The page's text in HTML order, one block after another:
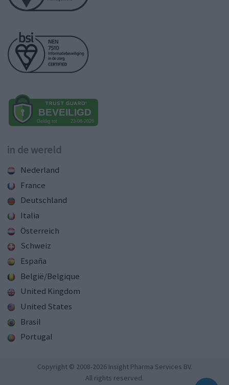
in de wereld
Nederland
France
Deutschland
Italia
Österreich
Schweiz
España
België/Belgique
United Kingdom
United States
Brasil
Portugal
Copyright © 2008-2026 Insight Pharma Services BV.
All rights reserved.